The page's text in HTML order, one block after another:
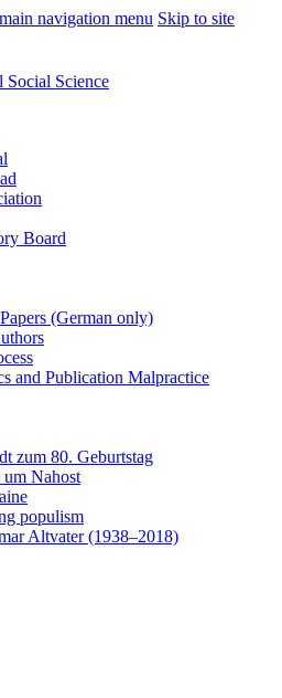
navigation menu Skip to site
Science
Board
(German only)
and Publication Malpractice
zum 80. Geburtstag
Nahost
populism
Altvater (1938–2018)